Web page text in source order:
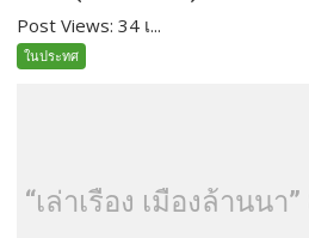
Post Views: 34 เ...
ในประทศ
“เล่าเรื่อง เมืองล้านน